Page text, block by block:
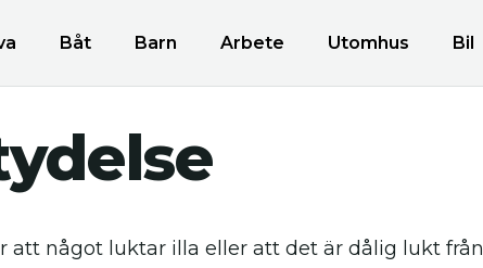
Båt Barn Arbete Utomhus Bil
att något luktar illa eller att det är dålig lukt från